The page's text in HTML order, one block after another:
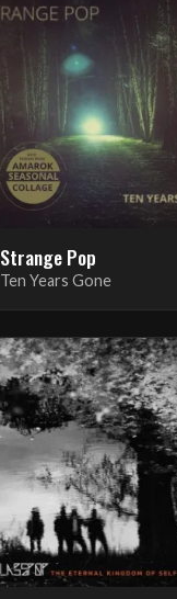
Strange Pop
Ten Years Gone